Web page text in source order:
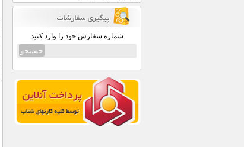
شماره سفارش خود را وارد کنید